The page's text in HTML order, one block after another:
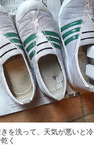
を洗って、天気が悪いと
く